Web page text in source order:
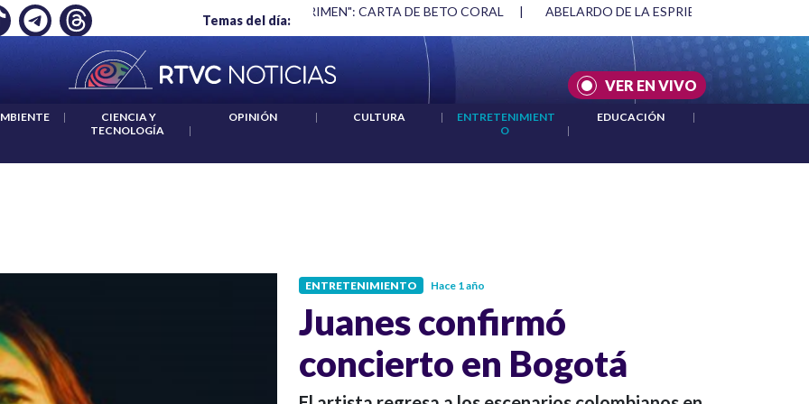
Temas del día:
EMPLEO: JP MORGAN "HABLAR NO ES UN CRIMEN": CARTA DE BETO CORAL | ABELARDO DE LA ESPRIELLA Y DMG
VER EN VIVO
|
CIENCIA Y
TECNOLOGÍA
|
OPINIÓN | CULTURA |
ENTRETENIMIENT
O
|
EDUCACIÓN
|
ENTRETENIMIENTO Hace 1 año
Juanes confirmó
concierto en Bogotá